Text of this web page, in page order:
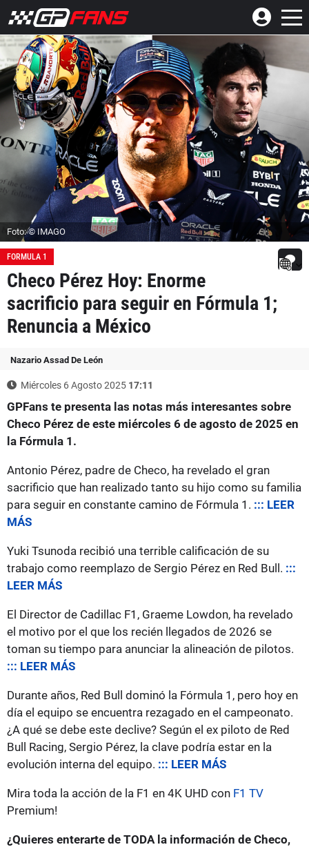
Foto: © IMAGO
FORMULA 1
Checo Pérez Hoy: Enorme
sacrificio para seguir en Fórmula 1;
Renuncia a México
Nazario Assad De León
Miércoles 6 Agosto 2025 17:11
GPFans te presenta las notas más interesantes sobre
Checo Pérez de este miércoles 6 de agosto de 2025 en
la Fórmula 1.
Antonio Pérez, padre de Checo, ha revelado el gran
sacrificio que han realizado tanto su hijo como su familia
para seguir en constante camino de Fórmula 1. ::: LEER
MÁS
Yuki Tsunoda recibió una terrible calificación de su
trabajo como reemplazo de Sergio Pérez en Red Bull. :::
LEER MÁS
El Director de Cadillac F1, Graeme Lowdon, ha revelado
el motivo por el que los recién llegados de 2026 se
toman su tiempo para anunciar la alineación de pilotos.
::: LEER MÁS
Durante años, Red Bull dominó la Fórmula 1, pero hoy en
día el equipo se encuentra rezagado en el campeonato.
¿A qué se debe este declive? Según el ex piloto de Red
Bull Racing, Sergio Pérez, la clave podría estar en la
evolución interna del equipo. ::: LEER MÁS
Mira toda la acción de la F1 en 4K UHD con F1 TV
Premium!
¿Quieres enterarte de TODA la información de Checo,